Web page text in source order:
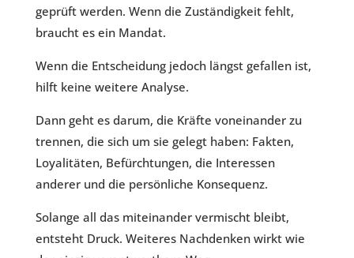
geprüft werden. Wenn die Zuständigkeit fehlt,
braucht es ein Mandat.
Wenn die Entscheidung jedoch längst gefallen ist,
hilft keine weitere Analyse.
Dann geht es darum, die Kräfte voneinander zu
trennen, die sich um sie gelegt haben: Fakten,
Loyalitäten, Befürchtungen, die Interessen
anderer und die persönliche Konsequenz.
Solange all das miteinander vermischt bleibt,
entsteht Druck. Weiteres Nachdenken wirkt wie